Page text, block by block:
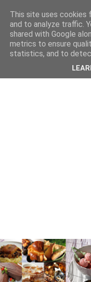
This site uses cookies
and to analyze traffic.
shared with Google
metrics to ensure
statistics, and to